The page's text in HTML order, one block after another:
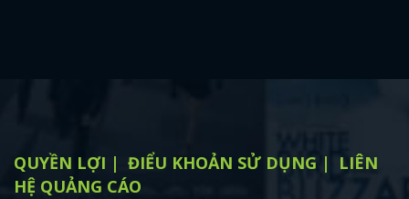
QUYỀN LỢI ĐIỂU KHOẢN SỬ DỤNG
LIÊN
HỆ QUẢNG CÁO